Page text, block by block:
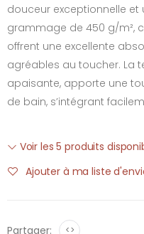
douceur exceptionnelle et
grammage de 450 g/m²,
offrent une excellente
agréables au toucher. La
apaisante, apporte une
de bain, s’intégrant
Voir les 5 produits
Ajouter à ma liste
Partager: <>